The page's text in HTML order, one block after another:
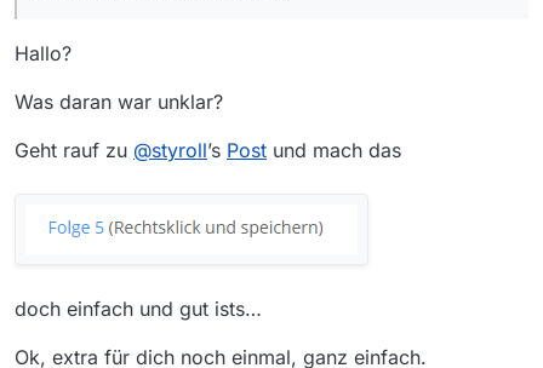
Hallo?
Was daran war unklar?
Geht rauf zu @styroll’s Post und mach das
doch einfach und gut ists…
Ok, extra für dich noch einmal, ganz einfach.